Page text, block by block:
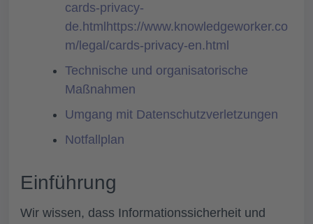
cards-privacy-
de.htmlhttps://www.knowledgeworker.co
m/legal/cards-privacy-en.html
Technische und organisatorische
Maßnahmen
Umgang mit Datenschutzverletzungen
Notfallplan
Einführung
Wir wissen, dass Informationssicherheit und